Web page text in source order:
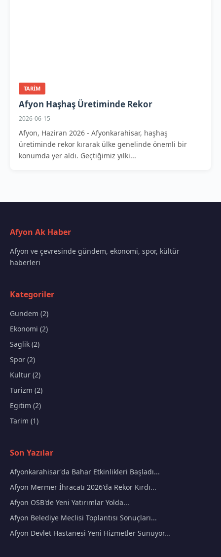
TARIM
Afyon Haşhaş Üretiminde Rekor
2026-06-15
Afyon, Haziran 2026 - Afyonkarahisar, haşhaş
üretiminde rekor kırarak ülke genelinde önemli bir
konumda yer aldı. Geçtiğimiz yılki...
Afyon Ak Haber
Afyon ve çevresinde gündem, ekonomi, spor, kültür
haberleri
Kategoriler
Gundem (2)
Ekonomi (2)
Saglik (2)
Spor (2)
Kultur (2)
Turizm (2)
Egitim (2)
Tarim (1)
Son Yazılar
Afyonkarahisar'da Bahar Etkinlikleri Başladı...
Afyon Mermer İhracatı 2026'da Rekor Kırdı...
Afyon OSB'de Yeni Yatırımlar Yolda...
Afyon Belediye Meclisi Toplantısı Sonuçları...
Afyon Devlet Hastanesi Yeni Hizmetler Sunuyor...